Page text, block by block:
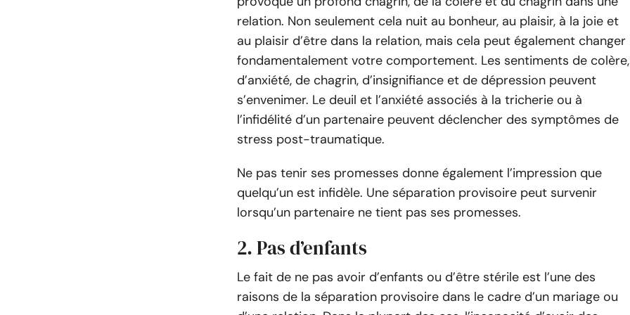
relation. Non seulement cela nuit au bonheur, au plaisir, à la joie et
au plaisir d’être dans la relation, mais cela peut également changer
fondamentalement votre comportement. Les sentiments de colère,
d’anxiété, de chagrin, d’insignifiance et de dépression peuvent
s’envenimer. Le deuil et l’anxiété associés à la tricherie ou à
l’infidélité d’un partenaire peuvent déclencher des symptômes de
stress post-traumatique.
Ne pas tenir ses promesses donne également l’impression que
quelqu’un est infidèle. Une séparation provisoire peut survenir
lorsqu’un partenaire ne tient pas ses promesses.
2. Pas d’enfants
Le fait de ne pas avoir d’enfants ou d’être stérile est l’une des
raisons de la séparation provisoire dans le cadre d’un mariage ou